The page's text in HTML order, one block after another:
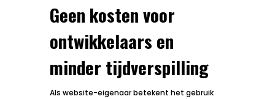
Geen kosten voor
ontwikkelaars en
minder tijdverspilling
Als website-eigenaar betekent het gebruik